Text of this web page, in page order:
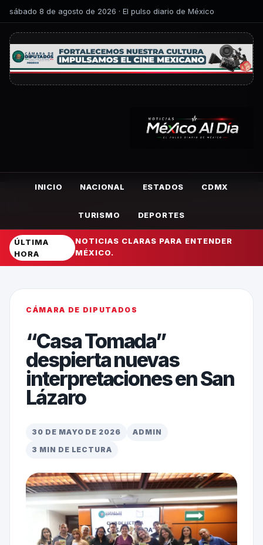
sábado 8 de agosto de 2026 · El pulso diario de México
INICIO NACIONAL ESTADOS CDMX
TURISMO DEPORTES
ÚLTIMA
HORA
NOTICIAS CLARAS PARA ENTENDER
MÉXICO.
CÁMARA DE DIPUTADOS
“Casa Tomada”
despierta nuevas
interpretaciones en San
Lázaro
30 DE MAYO DE 2026
ADMIN
3 MIN DE LECTURA